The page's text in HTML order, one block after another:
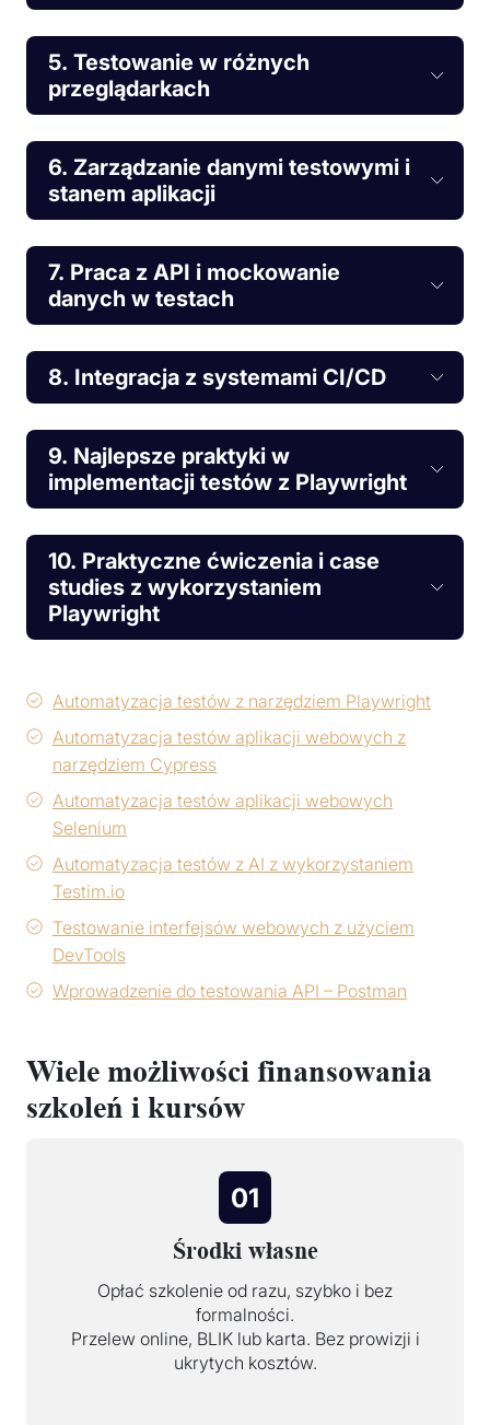
5. Testowanie w różnych
przeglądarkach
6. Zarządzanie danymi testowymi i
stanem aplikacji
7. Praca z API i mockowanie
danych w testach
8. Integracja z systemami CI/CD
9. Najlepsze praktyki w
implementacji testów z Playwright
10. Praktyczne ćwiczenia i case
studies z wykorzystaniem
Playwright
Automatyzacja testów z narzędziem Playwright
Automatyzacja testów aplikacji webowych z
narzędziem Cypress
Automatyzacja testów aplikacji webowych
Selenium
Automatyzacja testów z AI z wykorzystaniem
Testim.io
Testowanie interfejsów webowych z użyciem
DevTools
Wprowadzenie do testowania API – Postman
Wiele możliwości finansowania
szkoleń i kursów
01
Środki własne
Opłać szkolenie od razu, szybko i bez
formalności.
Przelew online, BLIK lub karta. Bez prowizji i
ukrytych kosztów.